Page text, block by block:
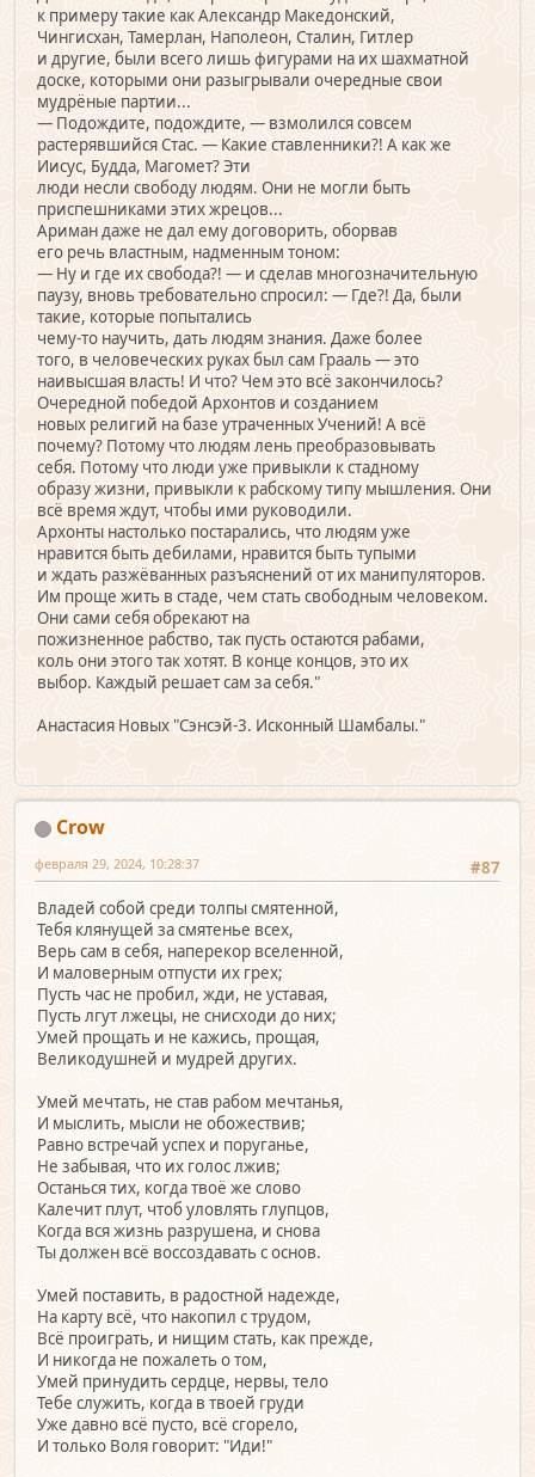
к примеру такие как Александр Македонский,
Чингисхан, Тамерлан, Наполеон, Сталин, Гитлер
и другие, были всего лишь фигурами на их шахматной
доске, которыми они разыгрывали очередные свои
мудрёные партии...
— Подождите, подождите, — взмолился совсем
растерявшийся Стас. — Какие ставленники?! А как же
Иисус, Будда, Магомет? Эти
люди несли свободу людям. Они не могли быть
приспешниками этих жрецов...
Ариман даже не дал ему договорить, оборвав
его речь властным, надменным тоном:
— Ну и где их свобода?! — и сделав многозначительную
паузу, вновь требовательно спросил: — Где?! Да, были
такие, которые попытались
чему-то научить, дать людям знания. Даже более
того, в человеческих руках был сам Грааль — это
наивысшая власть! И что? Чем это всё закончилось?
Очередной победой Архонтов и созданием
новых религий на базе утраченных Учений! А всё
почему? Потому что людям лень преобразовывать
себя. Потому что люди уже привыкли к стадному
образу жизни, привыкли к рабскому типу мышления. Они
всё время ждут, чтобы ими руководили.
Архонты настолько постарались, что людям уже
нравится быть дебилами, нравится быть тупыми
и ждать разжёванных разъяснений от их манипуляторов.
Им проще жить в стаде, чем стать свободным человеком.
Они сами себя обрекают на
пожизненное рабство, так пусть остаются рабами,
коль они этого так хотят. В конце концов, это их
выбор. Каждый решает сам за себя."
Анастасия Новых "Сэнсэй-3. Исконный Шамбалы."
Crow
#87
февраля 29, 2024, 10:28:37
Владей собой среди толпы смятенной,
Тебя клянущей за смятенье всех,
Верь сам в себя, наперекор вселенной,
И маловерным отпусти их грех;
Пусть час не пробил, жди, не уставая,
Пусть лгут лжецы, не снисходи до них;
Умей прощать и не кажись, прощая,
Великодушней и мудрей других.
Умей мечтать, не став рабом мечтанья,
И мыслить, мысли не обожествив;
Равно встречай успех и поруганье,
Не забывая, что их голос лжив;
Останься тих, когда твоё же слово
Калечит плут, чтоб уловлять глупцов,
Когда вся жизнь разрушена, и снова
Ты должен всё воссоздавать с основ.
Умей поставить, в радостной надежде,
На карту всё, что накопил с трудом,
Всё проиграть, и нищим стать, как прежде,
И никогда не пожалеть о том,
Умей принудить сердце, нервы, тело
Тебе служить, когда в твоей груди
Уже давно всё пусто, всё сгорело,
И только Воля говорит: "Иди!"